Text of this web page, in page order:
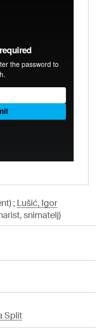
; Lušić, Igor
snimatelj)
Split